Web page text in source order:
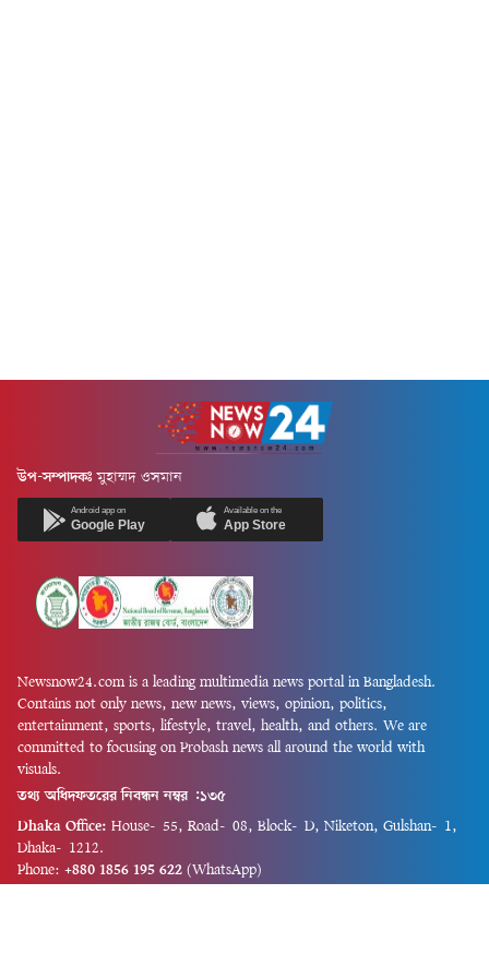
উপ-সম্পাদকঃ মুহাম্মদ ওসমান
Android app on
Google Play
Available on the
App Store
Newsnow24.com is a leading multimedia news portal in Bangladesh.
Contains not only news, new news, views, opinion, politics,
entertainment, sports, lifestyle, travel, health, and others. We are
committed to focusing on Probash news all around the world with
visuals.
তথ্য অধিদফতরের নিবন্ধন নম্বর :১৩৫
Dhaka Office: House-55, Road-08, Block-D, Niketon, Gulshan-1,
Dhaka-1212.
Phone: +880 1856 195 622 (WhatsApp)